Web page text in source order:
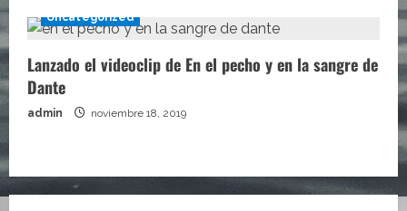
Uncategorized
Lanzado el videoclip de En el pecho y en la sangre de
Dante
admin noviembre 18, 2019